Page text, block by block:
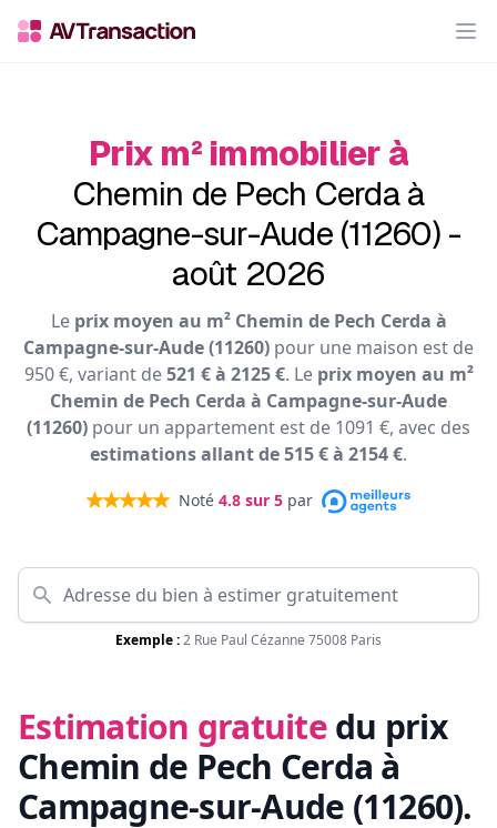
Prix m² immobilier à
Chemin de Pech Cerda à
Campagne-sur-Aude (11260) -
août 2026
Le prix moyen au m² Chemin de Pech Cerda à
Campagne-sur-Aude (11260) pour une maison est de
950 €, variant de521 € à 2125 €. Le prix moyen au m²
Chemin de Pech Cerda à Campagne-sur-Aude
(11260) pour un appartement est de 1091 €, avec des
estimations allant de 515 € à 2154 €.
Noté 4.8 sur 5 par
Exemple :2 Rue Paul Cézanne 75008 Paris
Estimation gratuite du prix
Chemin de Pech Cerda à
Campagne-sur-Aude (11260).